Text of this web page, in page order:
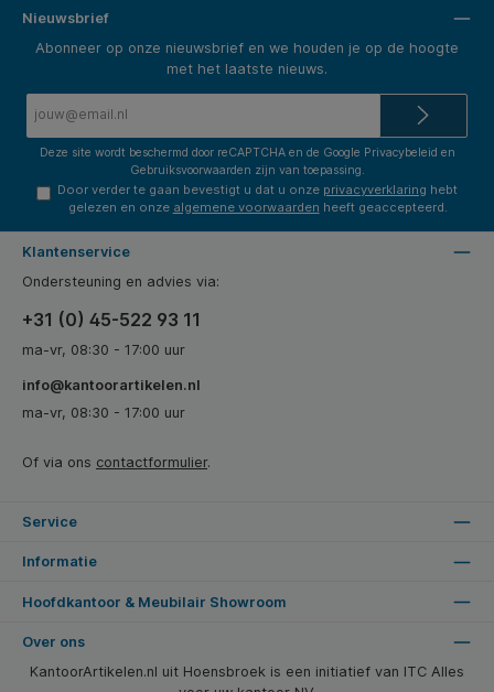
Nieuwsbrief
Abonneer op onze nieuwsbrief en we houden je op de hoogte
met het laatste nieuws.
Deze site wordt beschermd door reCAPTCHA en de Google Privacybeleid en
Gebruiksvoorwaarden zijn van toepassing.
Door verder te gaan bevestigt u dat u onze privacyverklaring hebt
gelezen en onze algemene voorwaarden heeft geaccepteerd.
Klantenservice
Ondersteuning en advies via:
+31 (0) 45-522 93 11
ma-vr, 08:30 - 17:00 uur
info@kantoorartikelen.nl
ma-vr, 08:30 - 17:00 uur
Of via ons contactformulier.
Service
Informatie
Hoofdkantoor & Meubilair Showroom
Over ons
KantoorArtikelen.nl uit Hoensbroek is een initiatief van ITC Alles